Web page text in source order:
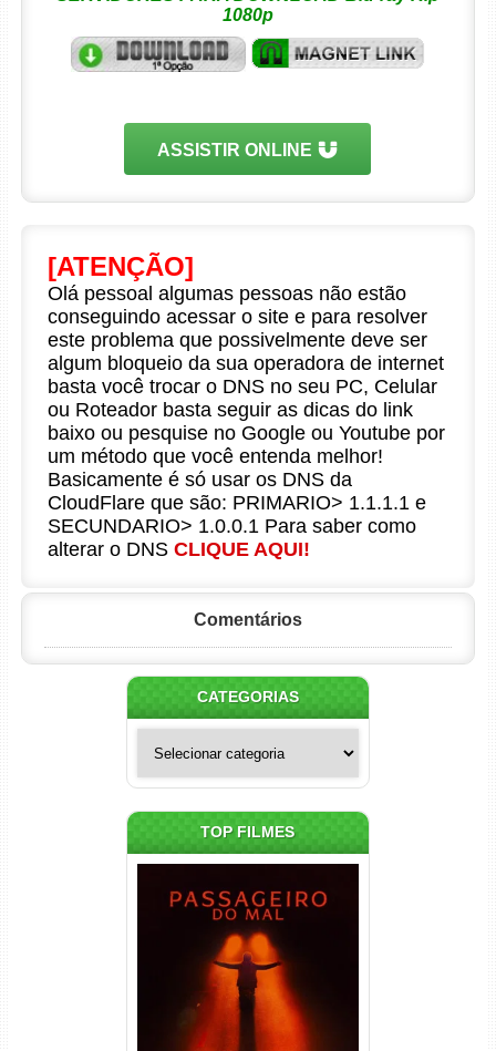
1080p
ASSISTIR ONLINE
[ATENÇÃO]
Olá pessoal algumas pessoas não estão
conseguindo acessar o site e para resolver
este problema que possivelmente deve ser
algum bloqueio da sua operadora de internet
basta você trocar o DNS no seu PC, Celular
ou Roteador basta seguir as dicas do link
baixo ou pesquise no Google ou Youtube por
um método que você entenda melhor!
Basicamente é só usar os DNS da
CloudFlare que são: PRIMARIO> 1.1.1.1 e
SECUNDARIO> 1.0.0.1 Para saber como
alterar o DNS CLIQUE AQUI!
Comentários
CATEGORIAS
TOP FILMES
Passageiro do Mal Torrent
(2026) WEB-DL 1080p Dual